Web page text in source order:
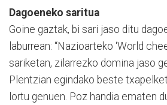
Dagoeneko saritua
Goine gaztak, bi sari jaso ditu
laburrean: “Nazioarteko ‘World
sariketan, zilarrezko domina jaso
Plentzian egindako beste
lortu genuen. Poz handia ematen